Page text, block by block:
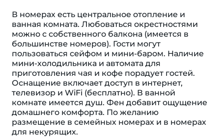
В номерах есть центральное отопление и
ванная комната. Любоваться окрестностями
можно с собственного балкона (имеется в
большинстве номеров). Гости могут
пользоваться сейфом и мини-баром. Наличие
мини-холодильника и автомата для
приготовления чая и кофе порадует гостей.
Оснащение включает доступ в интернет,
телевизор и WiFi (бесплатно). В ванной
комнате имеется душ. Фен добавит ощущение
домашнего комфорта. По желанию
размещение в семейных номерах и в номерах
для некурящих.